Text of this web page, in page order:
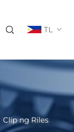
TL
Clip ng Riles